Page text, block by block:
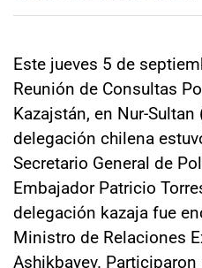
modo claro
Este jueves 5 de
Reunión de Consultas
Kazajstán, en Nur-Sultan
delegación chilena
Secretario General de
Embajador Patricio
delegación kazaja fue
Ministro de Relaciones
Ashikbayev.